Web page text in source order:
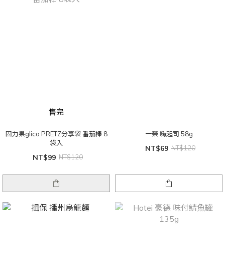
售完
固力果glico PRETZ分享袋 番茄棒 8
袋入
NT$99 NT$120
一榮 嗨起司 58g
NT$69 NT$120